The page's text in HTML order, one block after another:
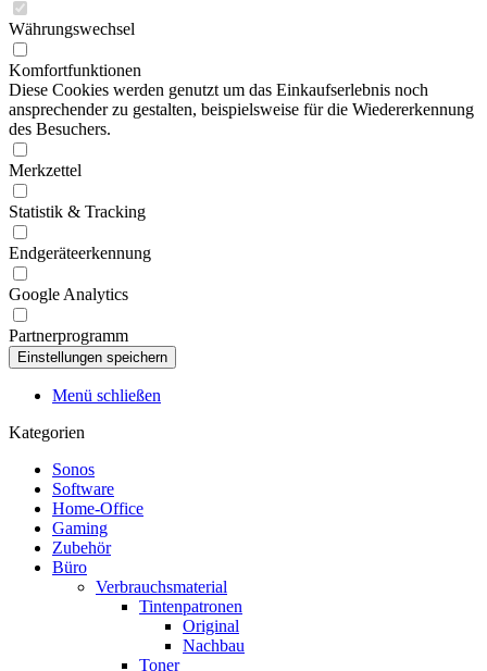
Währungswechsel
Komfortfunktionen
Diese Cookies werden genutzt um das Einkaufserlebnis noch
ansprechender zu gestalten, beispielsweise für die Wiedererkennung
des Besuchers.
Merkzettel
Statistik & Tracking
Endgeräteerkennung
Google Analytics
Partnerprogramm
Menü schließen
Kategorien
Sonos
Software
Home-Office
Gaming
Zubehör
Büro
Verbrauchsmaterial
Tintenpatronen
Original
Nachbau
Toner